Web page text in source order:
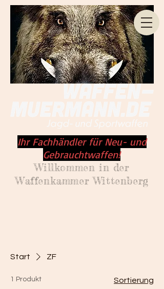
Ihr Fachhändler für Neu- und
Gebrauchtwaffen!
Willkommen in der
Waffenkammer Wittenberg
Start ZF
1 Produkt Sortierung